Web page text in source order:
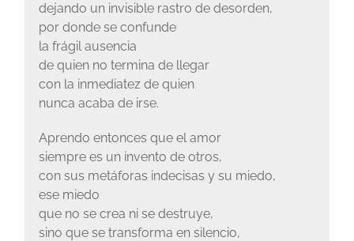
dejando un invisible rastro de desorden,
por donde se confunde
la frágil ausencia
de quien no termina de llegar
con la inmediatez de quien
nunca acaba de irse.
Aprendo entonces que el amor
siempre es un invento de otros,
con sus metáforas indecisas y su miedo,
ese miedo
que no se crea ni se destruye,
sino que se transforma en silencio,